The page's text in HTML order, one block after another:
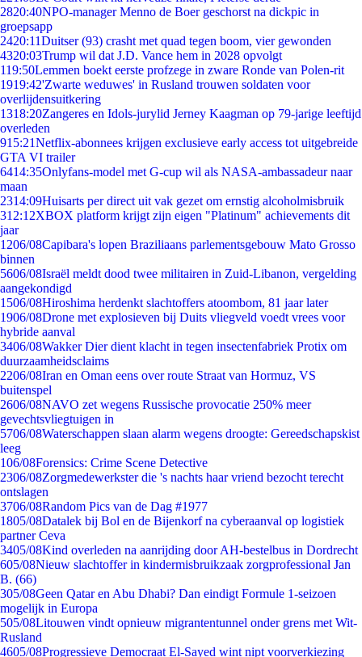
2820:40NPO-manager Menno de Boer geschorst na dickpic in
groepsapp
2420:11Duitser (93) crasht met quad tegen boom, vier gewonden
4320:03Trump wil dat J.D. Vance hem in 2028 opvolgt
119:50Lemmen boekt eerste profzege in zware Ronde van Polen-rit
1919:42'Zwarte weduwes' in Rusland trouwen soldaten voor
overlijdensuitkering
1318:20Zangeres en Idols-jurylid Jerney Kaagman op 79-jarige leeftijd
overleden
915:21Netflix-abonnees krijgen exclusieve early access tot uitgebreide
GTA VI trailer
6414:35Onlyfans-model met G-cup wil als NASA-ambassadeur naar
maan
2314:09Huisarts per direct uit vak gezet om ernstig alcoholmisbruik
312:12XBOX platform krijgt zijn eigen "Platinum" achievements dit
jaar
1206/08Capibara's lopen Braziliaans parlementsgebouw Mato Grosso
binnen
5606/08Israël meldt dood twee militairen in Zuid-Libanon, vergelding
aangekondigd
1506/08Hiroshima herdenkt slachtoffers atoombom, 81 jaar later
1906/08Drone met explosieven bij Duits vliegveld voedt vrees voor
hybride aanval
3406/08Wakker Dier dient klacht in tegen insectenfabriek Protix om
duurzaamheidsclaims
2206/08Iran en Oman eens over route Straat van Hormuz, VS
buitenspel
2606/08NAVO zet wegens Russische provocatie 250% meer
gevechtsvliegtuigen in
5706/08Waterschappen slaan alarm wegens droogte: Gereedschapskist
leeg
106/08Forensics: Crime Scene Detective
2306/08Zorgmedewerkster die 's nachts haar vriend bezocht terecht
ontslagen
3706/08Random Pics van de Dag #1977
1805/08Datalek bij Bol en de Bijenkorf na cyberaanval op logistiek
partner Ceva
3405/08Kind overleden na aanrijding door AH-bestelbus in Dordrecht
605/08Nieuw slachtoffer in kindermisbruikzaak zorgprofessional Jan
B. (66)
305/08Geen Qatar en Abu Dhabi? Dan eindigt Formule 1-seizoen
mogelijk in Europa
505/08Litouwen vindt opnieuw migrantentunnel onder grens met Wit-
Rusland
4605/08Progressieve Democraat El-Sayed wint nipt voorverkiezing